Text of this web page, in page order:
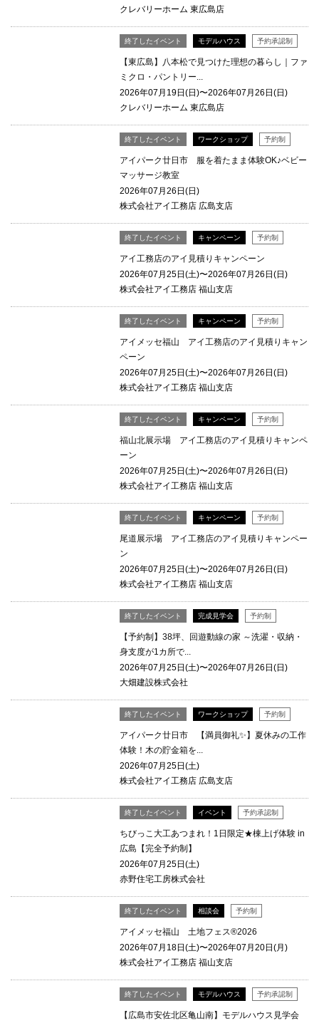
クレバリーホーム 東広島店
終了したイベント モデルハウス 予約承認制
【東広島】八本松で見つけた理想の暮らし｜ファ
ミクロ・パントリー...
2026年07月19日(日)〜2026年07月26日(日)
クレバリーホーム 東広島店
終了したイベント ワークショップ 予約制
アイパーク廿日市 服を着たまま体験OK♪ベビー
マッサージ教室
2026年07月26日(日)
株式会社アイ工務店 広島支店
終了したイベント キャンペーン 予約制
アイ工務店のアイ見積りキャンペーン
2026年07月25日(土)〜2026年07月26日(日)
株式会社アイ工務店 福山支店
終了したイベント キャンペーン 予約制
アイメッセ福山 アイ工務店のアイ見積りキャン
ペーン
2026年07月25日(土)〜2026年07月26日(日)
株式会社アイ工務店 福山支店
終了したイベント キャンペーン 予約制
福山北展示場 アイ工務店のアイ見積りキャンペ
ーン
2026年07月25日(土)〜2026年07月26日(日)
株式会社アイ工務店 福山支店
終了したイベント キャンペーン 予約制
尾道展示場 アイ工務店のアイ見積りキャンペー
ン
2026年07月25日(土)〜2026年07月26日(日)
株式会社アイ工務店 福山支店
終了したイベント 完成見学会 予約制
【予約制】38坪、回遊動線の家 ～洗濯・収納・
身支度が1カ所で...
2026年07月25日(土)〜2026年07月26日(日)
大畑建設株式会社
終了したイベント ワークショップ 予約制
アイパーク廿日市 【満員御礼✨】夏休みの工作
体験！木の貯金箱を...
2026年07月25日(土)
株式会社アイ工務店 広島支店
終了したイベント イベント 予約承認制
ちびっこ大工あつまれ！1日限定★棟上げ体験 in
広島【完全予約制】
2026年07月25日(土)
赤野住宅工房株式会社
終了したイベント 相談会 予約制
アイメッセ福山 土地フェス®2026
2026年07月18日(土)〜2026年07月20日(月)
株式会社アイ工務店 福山支店
終了したイベント モデルハウス 予約承認制
【広島市安佐北区亀山南】モデルハウス見学会